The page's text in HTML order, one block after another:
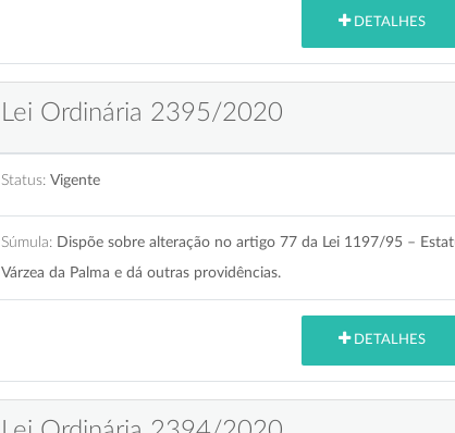
DETALHES
Lei Ordinária 2395/2020
Status: Vigente
Súmula: Dispõe sobre alteração no artigo 77 da Lei 1197/95 –
Várzea da Palma e dá outras providências.
DETALHES